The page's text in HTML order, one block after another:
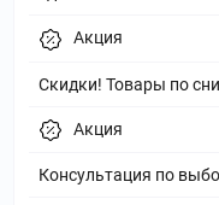
Акция
Скидки! Товары по
Акция
Консультация по